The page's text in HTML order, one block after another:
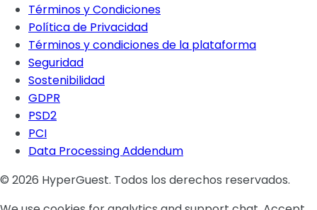
Términos y Condiciones
Política de Privacidad
Términos y condiciones de la plataforma
Seguridad
Sostenibilidad
GDPR
PSD2
PCI
Data Processing Addendum
© 2026 HyperGuest. Todos los derechos reservados.